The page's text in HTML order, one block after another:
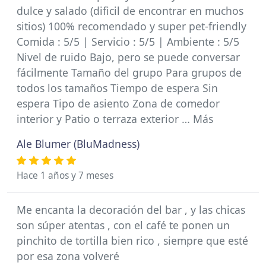
dulce y salado (dificil de encontrar en muchos
sitios) 100% recomendado y super pet-friendly
Comida : 5/5 | Servicio : 5/5 | Ambiente : 5/5
Nivel de ruido Bajo, pero se puede conversar
fácilmente Tamaño del grupo Para grupos de
todos los tamaños Tiempo de espera Sin
espera Tipo de asiento Zona de comedor
interior y Patio o terraza exterior … Más
Ale Blumer (BluMadness)
Hace 1 años y 7 meses
Me encanta la decoración del bar , y las chicas
son súper atentas , con el café te ponen un
pinchito de tortilla bien rico , siempre que esté
por esa zona volveré